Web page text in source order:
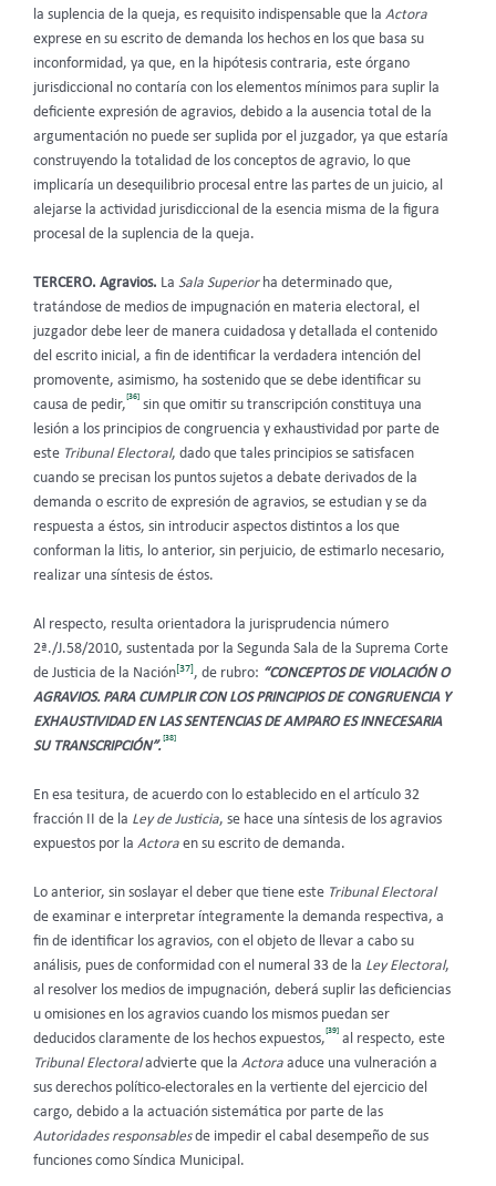
la suplencia de la queja, es requisito indispensable que la Actora
exprese en su escrito de demanda los hechos en los que basa su
inconformidad, ya que, en la hipótesis contraria, este órgano
jurisdiccional no contaría con los elementos mínimos para suplir la
deficiente expresión de agravios, debido a la ausencia total de la
argumentación no puede ser suplida por el juzgador, ya que estaría
construyendo la totalidad de los conceptos de agravio, lo que
implicaría un desequilibrio procesal entre las partes de un juicio, al
alejarse la actividad jurisdiccional de la esencia misma de la figura
procesal de la suplencia de la queja.
TERCERO. Agravios. La Sala Superiorha determinado que,
tratándose de medios de impugnación en materia electoral, el
juzgador debe leer de manera cuidadosa y detallada el contenido
del escrito inicial, a fin de identificar la verdadera intención del
promovente, asimismo, ha sostenido que se debe identificar su
causa de pedir,
[36]
sin que omitir su transcripción constituya una
lesión a los principios de congruencia y exhaustividad por parte de
este Tribunal Electoral, dado que tales principios se satisfacen
cuando se precisan los puntos sujetos a debate derivados de la
demanda o escrito de expresión de agravios, se estudian y se da
respuesta a éstos, sin introducir aspectos distintos a los que
conforman la litis, lo anterior, sin perjuicio, de estimarlo necesario,
realizar una síntesis de éstos.
Al respecto, resulta orientadora la jurisprudencia número
2ª./J.58/2010, sustentada por la Segunda Sala de la Suprema Corte
de Justicia de la Nación[37], de rubro: “CONCEPTOS DE VIOLACIÓN O
AGRAVIOS. PARA CUMPLIR CON LOS PRINCIPIOS DE CONGRUENCIA Y
EXHAUSTIVIDAD EN LAS SENTENCIAS DE AMPARO ES INNECESARIA
SU TRANSCRIPCIÓN”.
[38]
En esa tesitura, de acuerdo con lo establecido en el artículo 32
fracción II de la Ley de Justicia, se hace una síntesis de los agravios
expuestos por la Actora en su escrito de demanda.
Lo anterior, sin soslayar el deber que tiene este Tribunal Electoral
de examinar e interpretar íntegramente la demanda respectiva, a
fin de identificar los agravios, con el objeto de llevar a cabo su
análisis, pues de conformidad con el numeral 33 de la Ley Electoral,
al resolver los medios de impugnación, deberá suplir las deficiencias
u omisiones en los agravios cuando los mismos puedan ser
deducidos claramente de los hechos expuestos,
[39]
al respecto, este
Tribunal Electoraladvierte que la Actora aduce una vulneración a
sus derechos político-electorales en la vertiente del ejercicio del
cargo, debido a la actuación sistemática por parte de las
Autoridades responsablesde impedir el cabal desempeño de sus
funciones como Síndica Municipal.